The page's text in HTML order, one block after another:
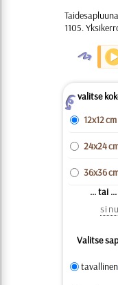
1105.
O
Zvalitse
12x12 cm
24x24
36x36
... tai ...
Valitse
tavallinen